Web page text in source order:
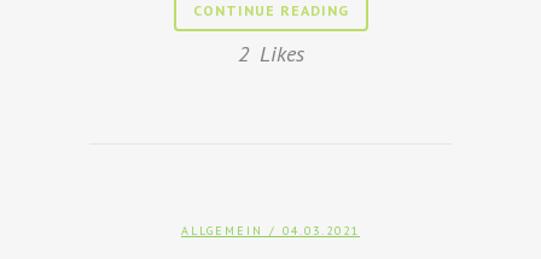
CONTINUE READING
2 Likes
ALLGEMEIN / 04.03.2021